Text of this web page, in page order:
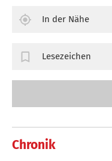
Chronik
In der Nähe
Lesezeichen